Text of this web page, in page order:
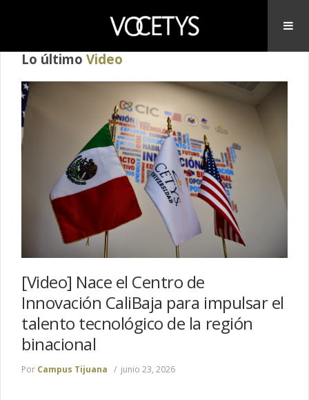
Lo último Video
[Video] Nace el Centro de
Innovación CaliBaja para impulsar el
talento tecnológico de la región
binacional
Por Campus Tijuana junio 23, 2026